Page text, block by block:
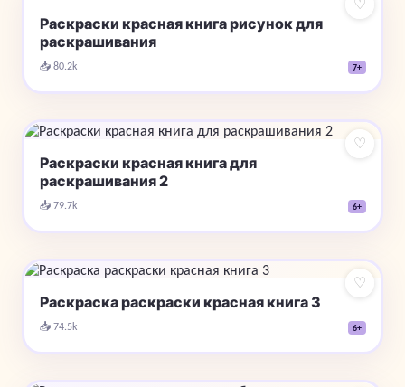
♡
Раскраски красная книга рисунок для
раскрашивания
📥 80.2k 7+
♡
Раскраски красная книга для
раскрашивания 2
📥 79.7k 6+
♡
Раскраска раскраски красная книга 3
📥 74.5k 6+